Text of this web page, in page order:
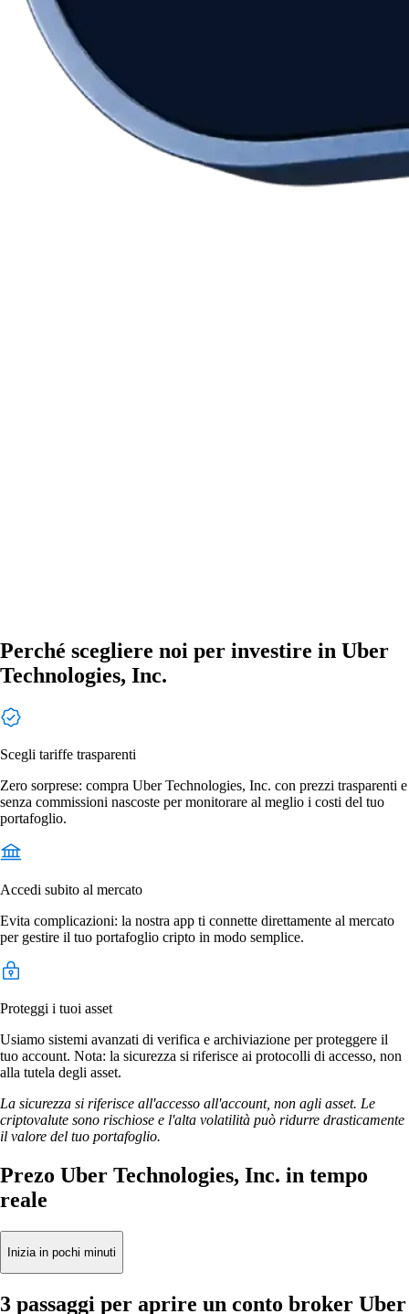
Perché scegliere noi per investire in Uber
Technologies, Inc.
Scegli tariffe trasparenti
Zero sorprese: compra Uber Technologies, Inc. con prezzi trasparenti e
senza commissioni nascoste per monitorare al meglio i costi del tuo
portafoglio.
Accedi subito al mercato
Evita complicazioni: la nostra app ti connette direttamente al mercato
per gestire il tuo portafoglio cripto in modo semplice.
Proteggi i tuoi asset
Usiamo sistemi avanzati di verifica e archiviazione per proteggere il
tuo account. Nota: la sicurezza si riferisce ai protocolli di accesso, non
alla tutela degli asset.
La sicurezza si riferisce all'accesso all'account, non agli asset. Le
criptovalute sono rischiose e l'alta volatilità può ridurre drasticamente
il valore del tuo portafoglio.
Prezo Uber Technologies, Inc. in tempo
reale
Inizia in pochi minuti
3 passaggi per aprire un conto broker Uber